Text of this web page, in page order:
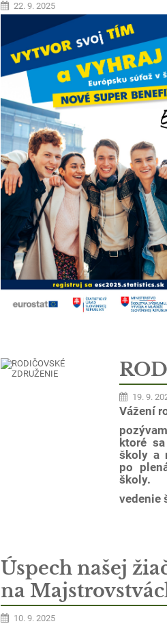
22. 9. 2025
19. 9.
Vážení
ktoré
školy a
po
školy.
vedenie
Úspech našej
na
10. 9. 2025